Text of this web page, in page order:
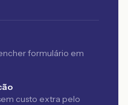
formulário em
custo extra pelo